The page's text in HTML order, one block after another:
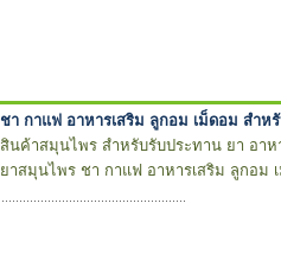
ชา กาแฟ อาหารเสริม ลูกอม เม็ดอม สำห
สินค้าสมุนไพร สำหรับรับประทาน ยา อา
ยาสมุนไพร ชา กาแฟ อาหารเสริม ลูกอม